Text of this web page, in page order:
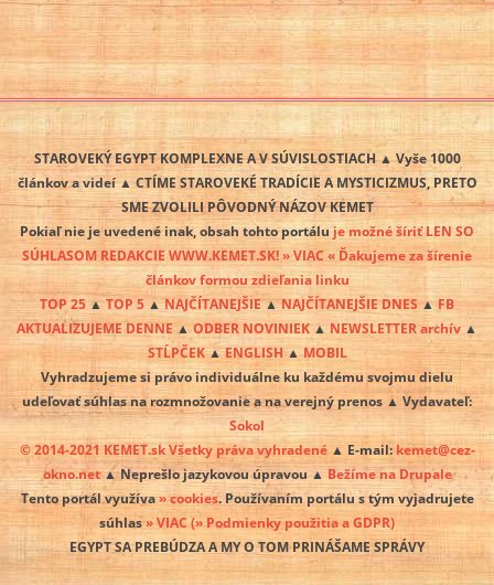
STAROVEKÝ EGYPT KOMPLEXNE A V SÚVISLOSTIACH ▲ Vyše 1000
článkov a videí ▲ CTÍME STAROVEKÉ TRADÍCIE A MYSTICIZMUS, PRETO
SME ZVOLILI PÔVODNÝ NÁZOV KEMET
Pokiaľ nie je uvedené inak, obsah tohto portálu je možné šíriť LEN SO
SÚHLASOM REDAKCIE WWW.KEMET.SK! » VIAC « Ďakujeme za šírenie
článkov formou zdieľania linku
TOP 25 ▲ TOP 5▲NAJČÍTANEJŠIE▲NAJČÍTANEJŠIE DNES ▲FB
AKTUALIZUJEME DENNE▲ODBER NOVINIEK▲ NEWSLETTER archív ▲
STĹPČEK▲ENGLISH▲MOBIL
Vyhradzujeme si právo individuálne ku každému svojmu dielu
udeľovať súhlas na rozmnožovanie a na verejný prenos ▲ Vydavateľ:
Sokol
© 2014-2021 KEMET.sk Všetky práva vyhradené▲ E-mail: kemet@cez-
okno.net▲ Neprešlo jazykovou úpravou ▲ Bežíme na Drupale
Tento portál využíva» cookies. Používaním portálu s tým vyjadrujete
súhlas» VIAC(» Podmienky použitia a GDPR)
EGYPT SA PREBÚDZA A MY O TOM PRINÁŠAME SPRÁVY